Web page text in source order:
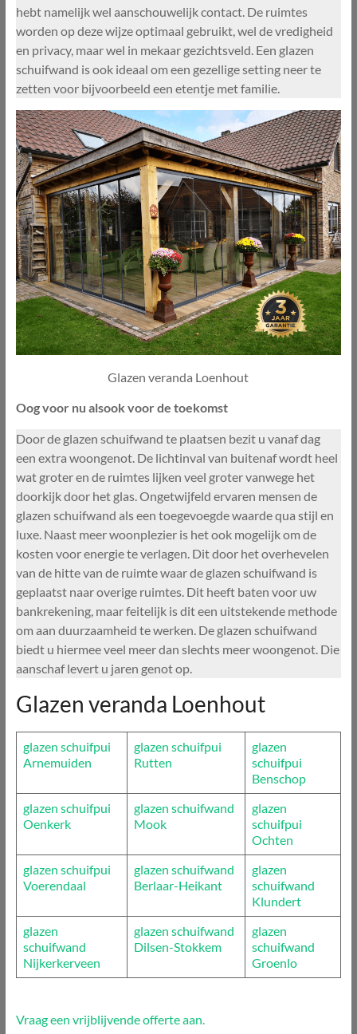
hebt namelijk wel aanschouwelijk contact. De ruimtes
worden op deze wijze optimaal gebruikt, wel de vredigheid
en privacy, maar wel in mekaar gezichtsveld. Een glazen
schuifwand is ook ideaal om een gezellige setting neer te
zetten voor bijvoorbeeld een etentje met familie.
Glazen veranda Loenhout
Oog voor nu alsook voor de toekomst
Door de glazen schuifwand te plaatsen bezit u vanaf dag
een extra woongenot. De lichtinval van buitenaf wordt heel
wat groter en de ruimtes lijken veel groter vanwege het
doorkijk door het glas. Ongetwijfeld ervaren mensen de
glazen schuifwand als een toegevoegde waarde qua stijl en
luxe. Naast meer woonplezier is het ook mogelijk om de
kosten voor energie te verlagen. Dit door het overhevelen
van de hitte van de ruimte waar de glazen schuifwand is
geplaatst naar overige ruimtes. Dit heeft baten voor uw
bankrekening, maar feitelijk is dit een uitstekende methode
om aan duurzaamheid te werken. De glazen schuifwand
biedt u hiermee veel meer dan slechts meer woongenot. Die
aanschaf levert u jaren genot op.
Glazen veranda Loenhout
glazen schuifpui
Arnemuiden
glazen schuifpui
Rutten
glazen
schuifpui
Benschop
glazen schuifpui
Oenkerk
glazen schuifwand
Mook
glazen
schuifpui
Ochten
glazen schuifpui
Voerendaal
glazen schuifwand
Berlaar-Heikant
glazen
schuifwand
Klundert
glazen
schuifwand
Nijkerkerveen
glazen schuifwand
Dilsen-Stokkem
glazen
schuifwand
Groenlo
Vraag een vrijblijvende offerte aan.